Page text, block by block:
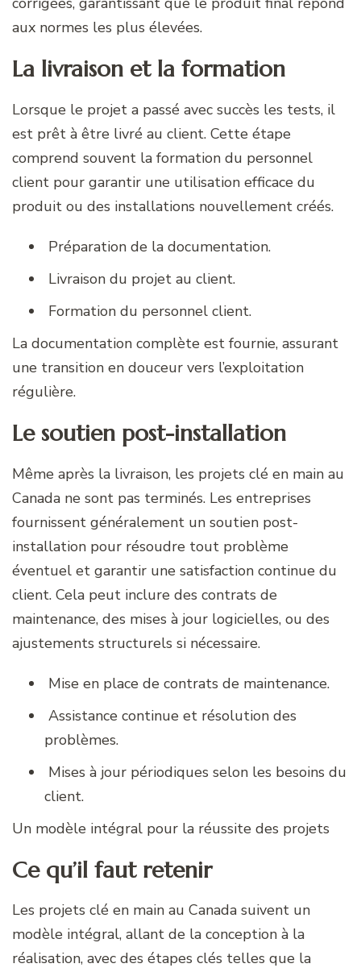
aux normes les plus élevées.
La livraison et la formation
Lorsque le projet a passé avec succès les tests, il
est prêt à être livré au client. Cette étape
comprend souvent la formation du personnel
client pour garantir une utilisation efficace du
produit ou des installations nouvellement créés.
Préparation de la documentation.
Livraison du projet au client.
Formation du personnel client.
La documentation complète est fournie, assurant
une transition en douceur vers l’exploitation
régulière.
Le soutien post-installation
Même après la livraison, les projets clé en main au
Canada ne sont pas terminés. Les entreprises
fournissent généralement un soutien post-
installation pour résoudre tout problème
éventuel et garantir une satisfaction continue du
client. Cela peut inclure des contrats de
maintenance, des mises à jour logicielles, ou des
ajustements structurels si nécessaire.
Mise en place de contrats de maintenance.
Assistance continue et résolution des
problèmes.
Mises à jour périodiques selon les besoins du
client.
Un modèle intégral pour la réussite des projets
Ce qu’il faut retenir
Les projets clé en main au Canada suivent un
modèle intégral, allant de la conception à la
réalisation, avec des étapes clés telles que la